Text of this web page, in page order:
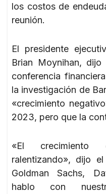
los costos de
reunión.
El presidente
Brian Moynihan,
conferencia
la investigación de
«crecimiento
2023, pero que la
«El crecimiento
ralentizando», dijo
Goldman Sachs,
hablo con